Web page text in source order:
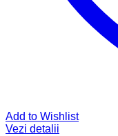
Add to Wishlist
Vezi detalii